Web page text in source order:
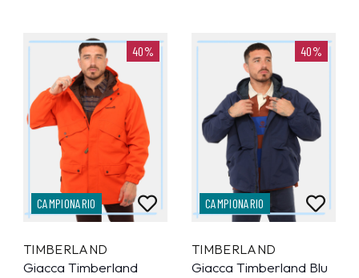
40%
CAMPIONARIO
TIMBERLAND
Giacca Timberland
40%
CAMPIONARIO
TIMBERLAND
Giacca Timberland Blu